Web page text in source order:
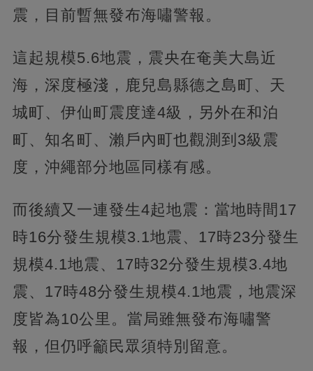
震，目前暫無發布海嘯警報。
這起規模5.6地震，震央在奄美大島近
海，深度極淺，鹿兒島縣德之島町、天
城町、伊仙町震度達4級，另外在和泊
町、知名町、瀨戶內町也觀測到3級震
度，沖繩部分地區同樣有感。
而後續又一連發生4起地震：當地時間17
時16分發生規模3.1地震、17時23分發生
規模4.1地震、17時32分發生規模3.4地
震、17時48分發生規模4.1地震，地震深
度皆為10公里。當局雖無發布海嘯警
報，但仍呼籲民眾須特別留意。